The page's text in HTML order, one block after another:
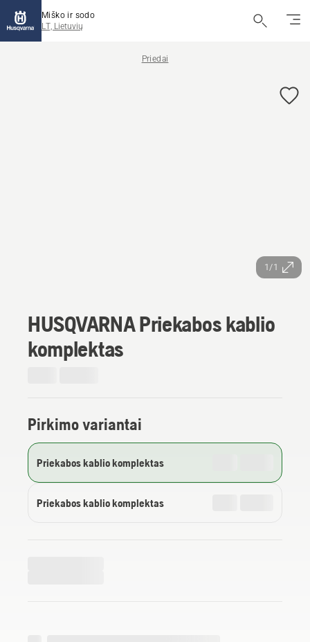
Miško ir sodo
LT, Lietuvių
Priedai
1/1
HUSQVARNA Priekabos kablio
komplektas
Pirkimo variantai
Priekabos kablio komplektas
Priekabos kablio komplektas